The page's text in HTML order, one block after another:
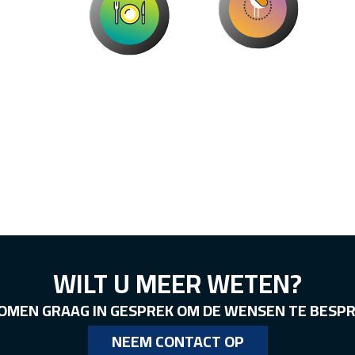
WILT U MEER WETEN?
GRAAG IN GESPREK OM DE WENSEN TE
NEEM CONTACT OP